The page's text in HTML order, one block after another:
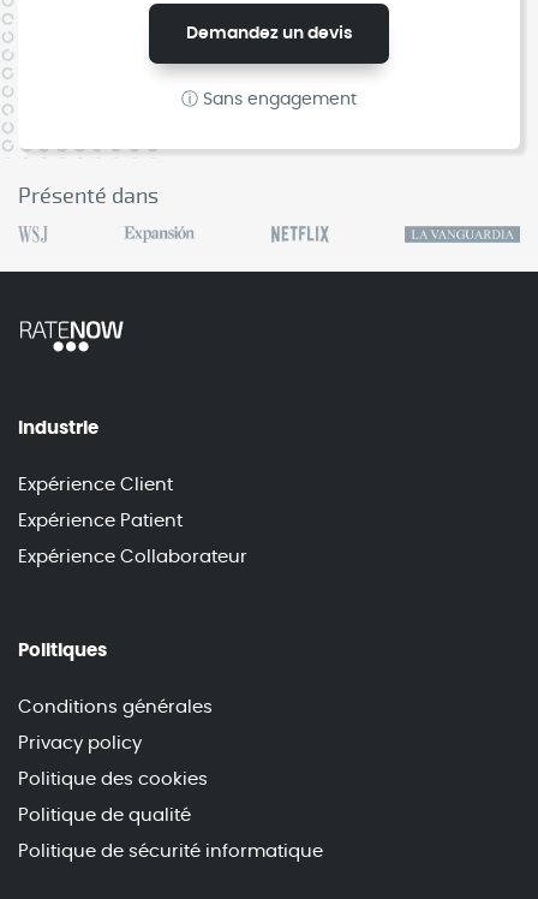
Demandez un devis
ⓘ Sans engagement
Présenté dans
Industrie
Expérience Client
Expérience Patient
Expérience Collaborateur
Politiques
Conditions générales
Privacy policy
Politique des cookies
Politique de qualité
Politique de sécurité informatique